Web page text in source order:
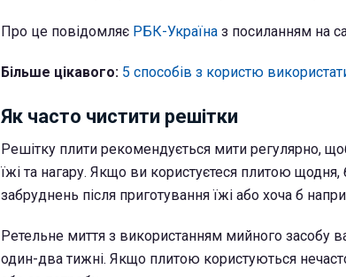
Про це повідомляє РБК-Україна з посиланням на
Більше цікавого: 5 способів з користю
Як часто чистити решітки
Решітку плити рекомендується мити регулярно,
їжі та нагару. Якщо ви користуєтеся плитою
забруднень після приготування їжі або хоча б
Ретельне миття з використанням мийного засобу
один-два тижні. Якщо плитою користуються